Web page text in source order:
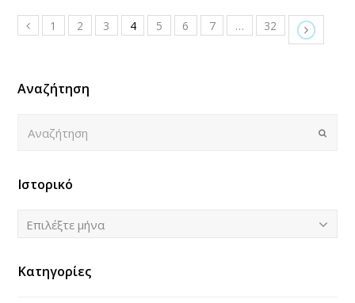
1 2 3 4 5 6 7 … 32
Αναζήτηση
Submit
Ιστορικό
Ιστορικό
Επιλέξτε μήνα
Κατηγορίες